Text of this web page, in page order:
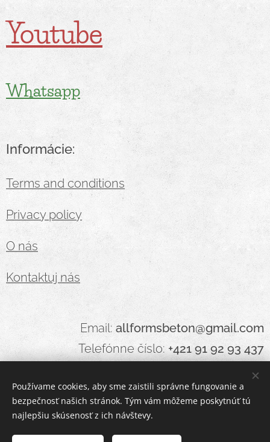
Youtube
Whatsapp
Informácie:
Terms and conditions
Privacy policy
O nás
Kontaktuj nás
Email: allformsbeton@gmail.com
Telefónne číslo: +421 91 92 93 437
Cookies
Používame cookies, aby sme zaistili správne fungovanie a
bezpečnosť našich stránok. Tým vám môžeme poskytnúť tú
najlepšiu skúsenosť z ich návštevy.